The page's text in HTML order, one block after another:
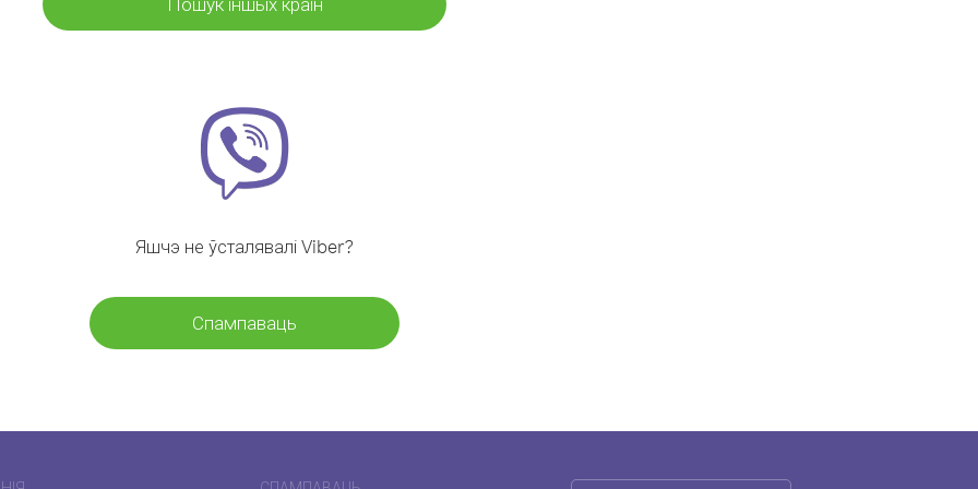
Яшчэ не ўсталявалі Viber?
Спампаваць